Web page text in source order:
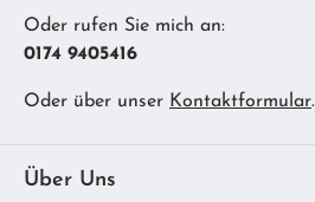
Oder rufen Sie mich an:
0174 9405416
Oder über unser Kontaktformular.
Über Uns